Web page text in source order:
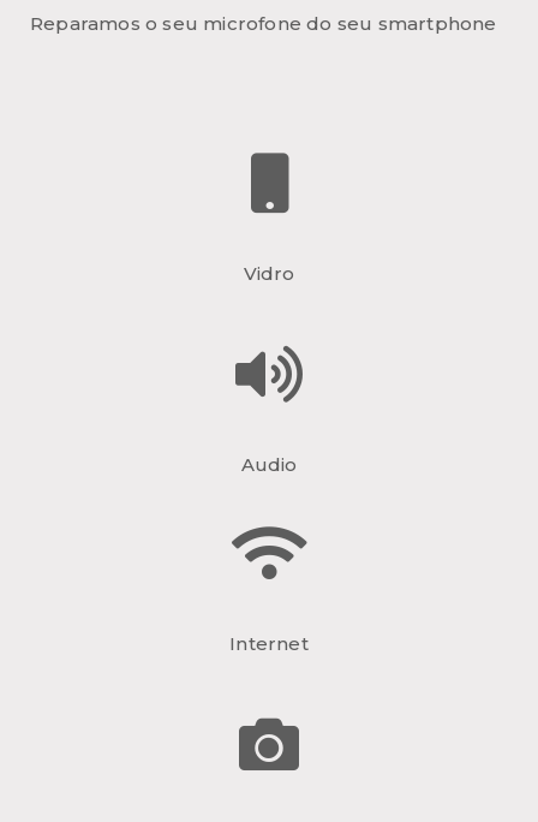
Reparamos o seu microfone do seu smartphone
Vidro
Audio
Internet